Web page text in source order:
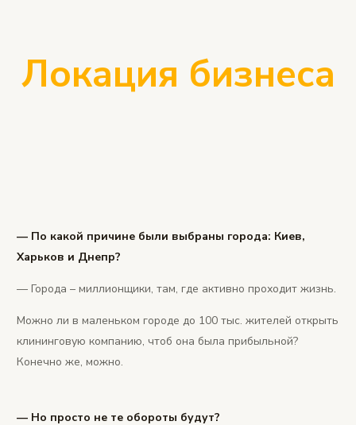
Локация бизнеса
— По какой причине были выбраны города: Киев,
Харьков и Днепр?
— Города – миллионщики, там, где активно проходит жизнь.
Можно ли в маленьком городе до 100 тыс. жителей открыть
клининговую компанию, чтоб она была прибыльной?
Конечно же, можно.
— Но просто не те обороты будут?